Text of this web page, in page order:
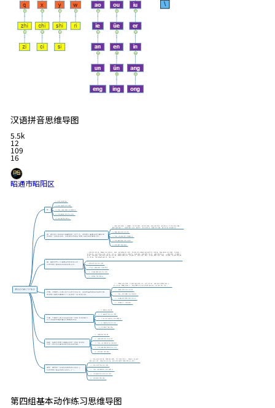
汉语拼音思维导图
5.5k
12
109
16
昭通市昭阳区
第四组基本动作练习思维导图